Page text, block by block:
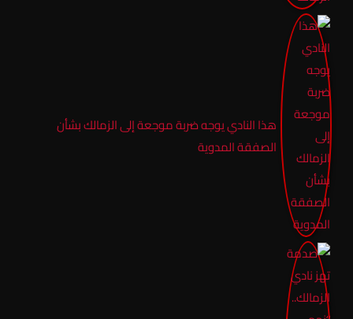
هذا النادي يوجه ضربة موجعة إلى الزمالك بشأن
الصفقة المدوية